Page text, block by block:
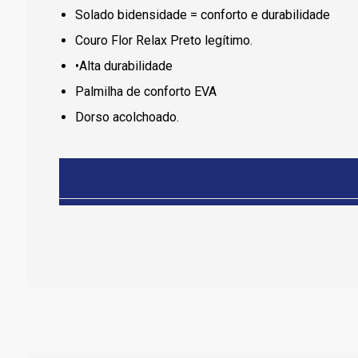
Solado bidensidade = conforto e durabilidade
Couro Flor Relax Preto legítimo.
•Alta durabilidade
Palmilha de conforto EVA
Dorso acolchoado.